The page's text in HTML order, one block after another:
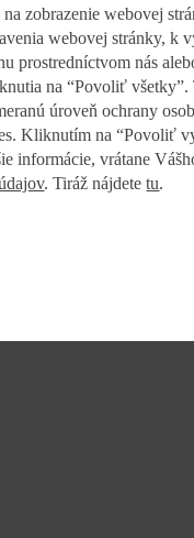
školy budú môcť
školského roka 2026/
zobrazenie webovej
webovej stránky, k
prostredníctvom nás
na “Povoliť
úroveň ochrany
Kliknutím na “Povoliť
informácie, vrátane
. Tiráž nájdetetu.